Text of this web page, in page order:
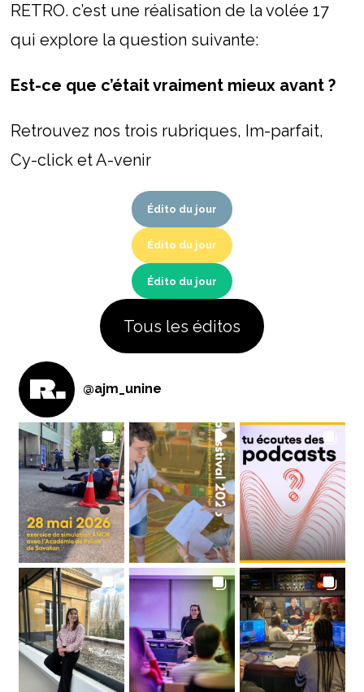
RETRO. c’est une réalisation de la volée 17
qui explore la question suivante:
Est-ce que c’était vraiment mieux avant ?
Retrouvez nos trois rubriques, Im-parfait,
Cy-click et A-venir
Édito du jour
Édito du jour
Édito du jour
Tous les éditos
@ajm_unine